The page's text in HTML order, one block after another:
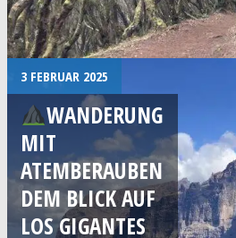
3 FEBRUAR 2025
WANDERUNG
MIT
ATEMBERAUBEN
DEM BLICK AUF
LOS GIGANTES